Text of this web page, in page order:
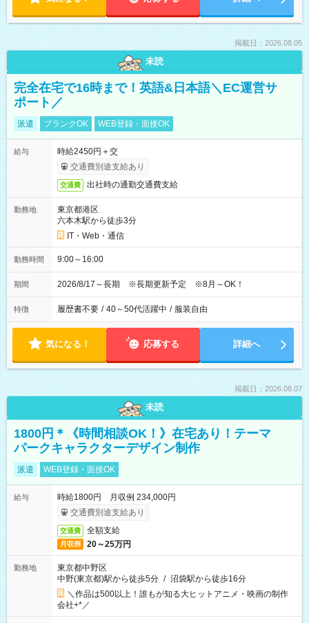
掲載日：2026.08.05
未読
完全在宅で16時まで！英語&日本語＼EC運営サ
ポート／
派遣 ブランクOK WEB登録・面接OK
給与
時給2450円＋交
交通費別途支給あり
交通費 出社時の通勤交通費支給
勤務地
東京都港区
六本木駅から徒歩3分
IT・Web・通信
勤務時間 9:00～16:00
期間 2026/8/17～長期 ※長期更新予定 ※8月～OK！
特徴 履歴書不要 / 40～50代活躍中 / 服装自由
気になる！ 応募する 詳細へ
掲載日：2026.08.07
未読
1800円＊《時間相談OK！》在宅あり！テーマ
パークキャラクターデザイン制作
派遣 WEB登録・面接OK
給与
時給1800円 月収例 234,000円
交通費別途支給あり
交通費 全額支給
月収例 20～25万円
勤務地
東京都中野区
中野(東京都)駅から徒歩5分 / 沼袋駅から徒歩16分
＼作品は500以上！誰もが知る大ヒットアニメ・映画の制作
会社+*／